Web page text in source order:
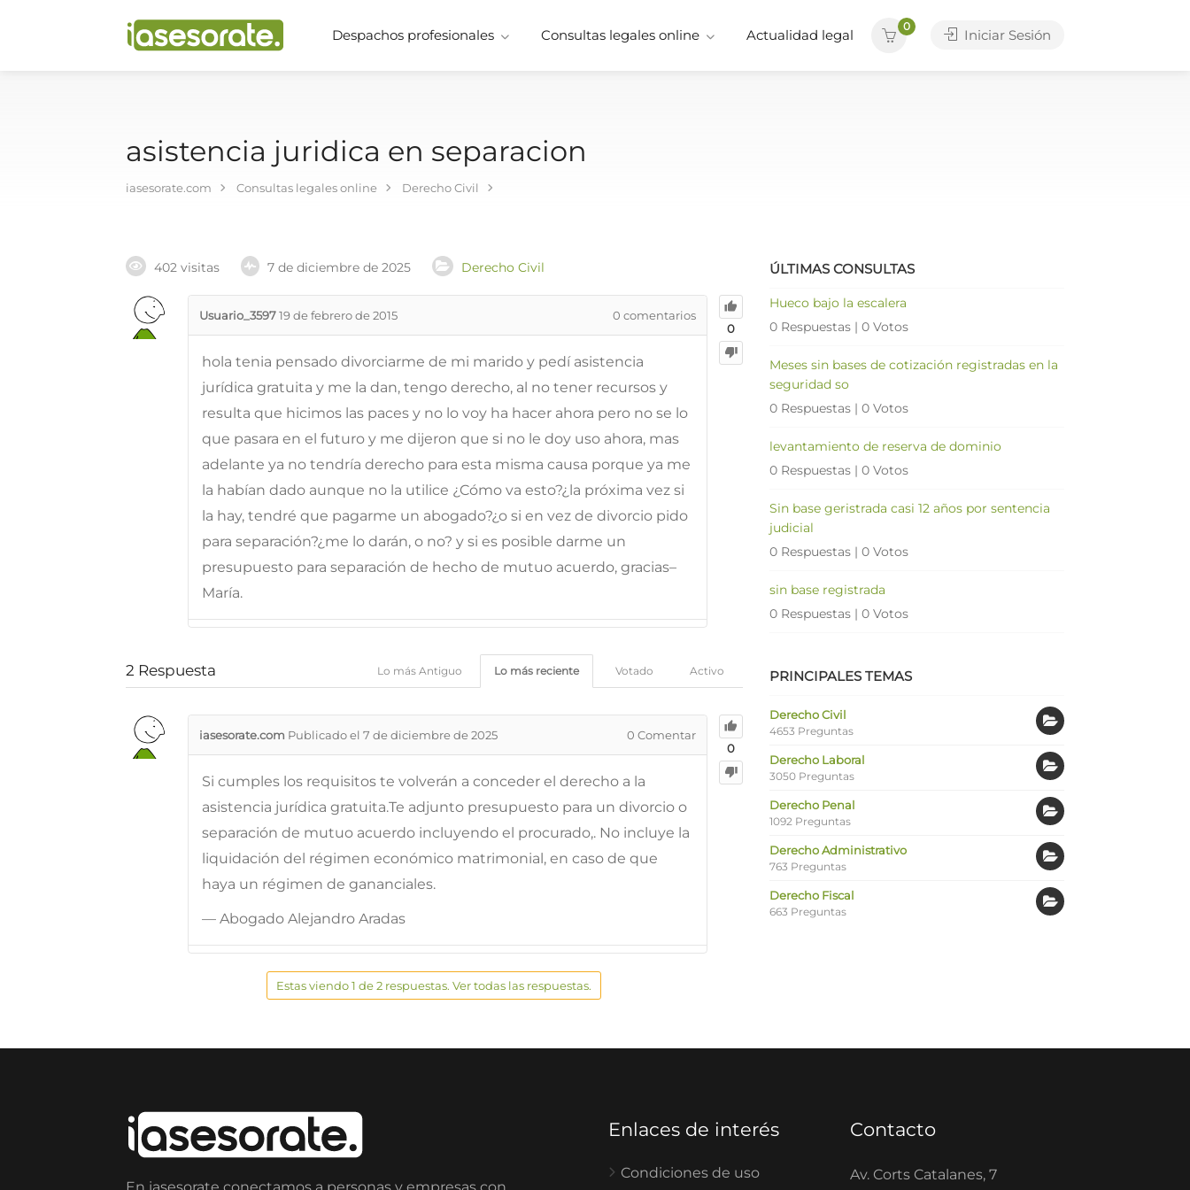
Despachos profesionales Consultas legales online Actualidad legal
0
Iniciar Sesión
asistencia juridica en separacion
iasesorate.com Consultas legales online Derecho Civil
402 visitas 7 de diciembre de 2025 Derecho Civil
0
Usuario_359719 de febrero de 2015 0 comentarios
hola tenia pensado divorciarme de mi marido y pedí asistencia
jurídica gratuita y me la dan, tengo derecho, al no tener recursos y
resulta que hicimos las paces y no lo voy ha hacer ahora pero no se lo
que pasara en el futuro y me dijeron que si no le doy uso ahora, mas
adelante ya no tendría derecho para esta misma causa porque ya me
la habían dado aunque no la utilice ¿Cómo va esto?¿la próxima vez si
la hay, tendré que pagarme un abogado?¿o si en vez de divorcio pido
para separación?¿me lo darán, o no? y si es posible darme un
presupuesto para separación de hecho de mutuo acuerdo, gracias–
María.
2 Respuesta Activo
Votado
Lo más reciente
Lo más Antiguo
0
iasesorate.com Publicado el 7 de diciembre de 2025 0 Comentar
Si cumples los requisitos te volverán a conceder el derecho a la
asistencia jurídica gratuita.Te adjunto presupuesto para un divorcio o
separación de mutuo acuerdo incluyendo el procurado,. No incluye la
liquidación del régimen económico matrimonial, en caso de que
haya un régimen de gananciales.
— Abogado Alejandro Aradas
Estas viendo 1 de 2 respuestas. Ver todas las respuestas.
ÚLTIMAS CONSULTAS
Hueco bajo la escalera
0 Respuestas | 0 Votos
Meses sin bases de cotización registradas en la
seguridad so
0 Respuestas | 0 Votos
levantamiento de reserva de dominio
0 Respuestas | 0 Votos
Sin base geristrada casi 12 años por sentencia
judicial
0 Respuestas | 0 Votos
sin base registrada
0 Respuestas | 0 Votos
PRINCIPALES TEMAS
Derecho Civil
4653 Preguntas
Derecho Laboral
3050 Preguntas
Derecho Penal
1092 Preguntas
Derecho Administrativo
763 Preguntas
Derecho Fiscal
663 Preguntas
Enlaces de interés
Condiciones de uso
Contacto
Av. Corts Catalanes, 7